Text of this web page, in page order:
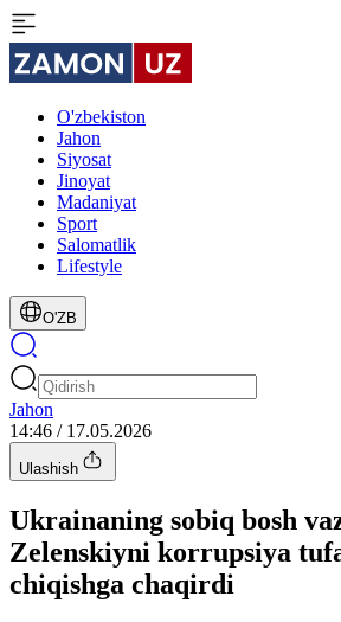
O'zbekiston
Jahon
Siyosat
Jinoyat
Madaniyat
Sport
Salomatlik
Lifestyle
O'ZB
Jahon
14:46 / 17.05.2026
Ulashish
Ukrainaning sobiq bosh
Zelenskiyni korrupsiya
chiqishga chaqirdi